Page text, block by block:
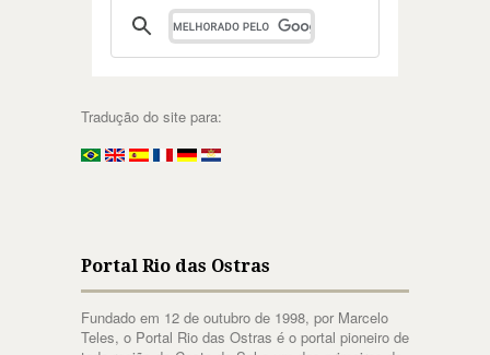
Tradução do site para:
Portal Rio das Ostras
Fundado em 12 de outubro de 1998, por Marcelo
Teles, o Portal Rio das Ostras é o portal pioneiro de